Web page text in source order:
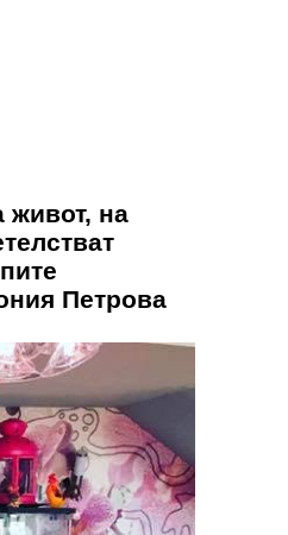
живот, на
Петрова